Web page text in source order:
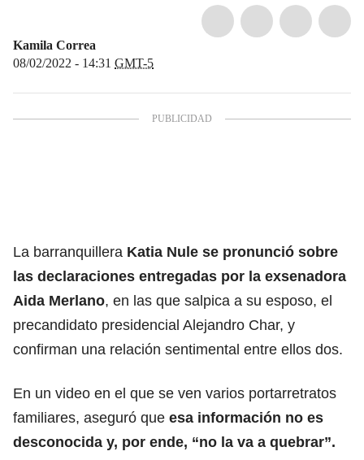
Kamila Correa
08/02/2022 - 14:31 GMT-5
La barranquillera Katia Nule se pronunció sobre
las declaraciones entregadas por la exsenadora
Aida Merlano, en las que salpica a su esposo, el
precandidato presidencial Alejandro Char, y
confirman una relación sentimental entre ellos dos.
En un video en el que se ven varios portarretratos
familiares, aseguró que esa información no es
desconocida y, por ende, “no la va a quebrar”.